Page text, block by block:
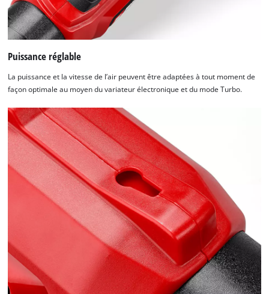
Puissance réglable
La puissance et la vitesse de l’air peuvent être adaptées à tout moment de
façon optimale au moyen du variateur électronique et du mode Turbo.